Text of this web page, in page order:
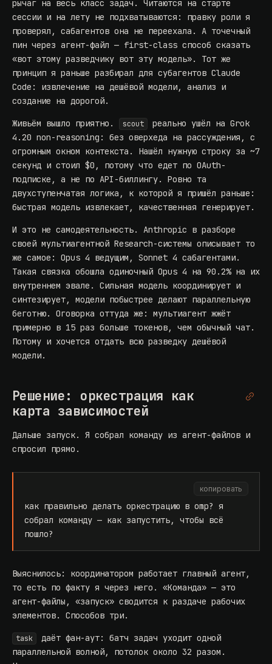
рычаг на весь класс задач. Читаются на старте
сессии и на лету не подхватываются: правку роли я
проверял, сабагентов она не переехала. А точечный
пин через агент-файл — first-class способ сказать
«вот этому разведчику вот эту модель». Тот же
принцип я раньше разбирал для субагентов Claude
Code: извлечение на дешёвой модели, анализ и
создание на дорогой.
Живьём вышло приятно. scout
реально ушёл на Grok
4.20 non-reasoning: без оверхеда на рассуждения, с
огромным окном контекста. Нашёл нужную строку за ~7
секунд и стоил $0, потому что едет по OAuth-
подписке, а не по API-биллингу. Ровно та
двухступенчатая логика , к которой я пришёл раньше:
быстрая модель извлекает, качественная генерирует.
И это не самодеятельность. Anthropic в разборе
своей мультиагентной Research-системы описывает то
же самое: Opus 4 ведущим, Sonnet 4 сабагентами.
Такая связка обошла одиночный Opus 4 на 90.2% на их
внутреннем эвале. Сильная модель координирует и
синтезирует, модели побыстрее делают параллельную
беготню. Оговорка оттуда же: мультиагент жжёт
примерно в 15 раз больше токенов, чем обычный чат.
Потому и хочется отдать всю разведку дешёвой
модели.
Решение: оркестрация как
карта зависимостей
Дальше запуск. Я собрал команду из агент-файлов и
спросил прямо.
копировать
как правильно делать оркестрацию в omp? я
собрал команду — как запустить, чтобы всё
пошло?
Выяснилось: координатором работает главный агент,
то есть по факту я через него. «Команда» — это
агент-файлы, «запуск» сводится к раздаче рабочих
элементов. Способов три.
task
даёт фан-аут: батч задач уходит одной
параллельной волной, потолок около 32 разом.